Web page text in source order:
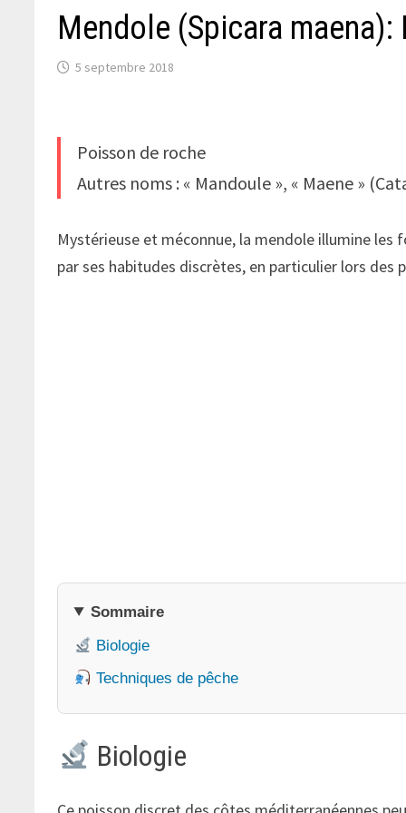
Mendole (Spicara
5 septembre 2018
Poisson de roche
Autres noms : « Mandoule », « Maene »
Mystérieuse et méconnue, la mendole illumine
par ses habitudes discrètes, en particulier lors
Sommaire
Biologie
Techniques de pêche
Biologie